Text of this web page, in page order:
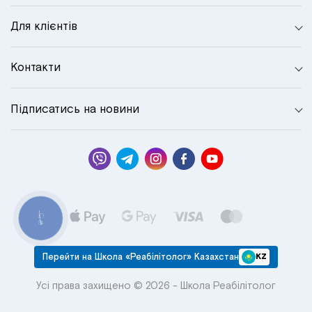
Для клієнтів
Контакти
Підписатись на новини
Перейти на Школа «Реабілітолог» Казахстан KZ
Усі права захищено © 2026 - Школа Реабілітолог
КНОПКА
СВЯЗИ